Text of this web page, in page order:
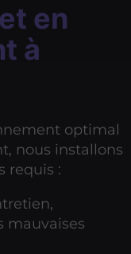
en
à
optimal
nous installons
requis :
mauvaises